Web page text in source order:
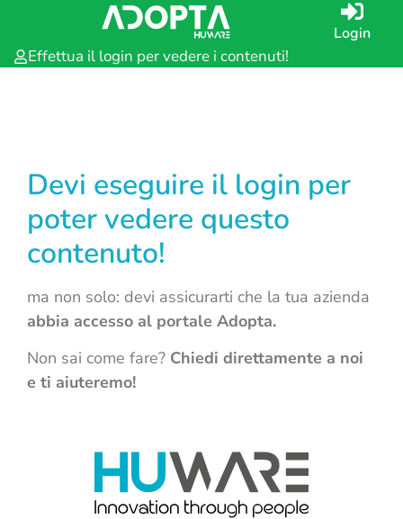
Login
Effettua il login per vedere i contenuti!
Devi eseguire il login per
poter vedere questo
contenuto!
ma non solo: devi assicurarti che la tua azienda
abbia accesso al portale Adopta.
Non sai come fare? Chiedi direttamente a noi
e ti aiuteremo!